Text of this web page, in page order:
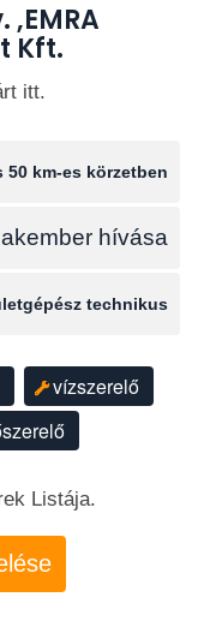
Kft.
itt.
50 km-es körzetben
hívása
technikus
vízszerelő
Listája.